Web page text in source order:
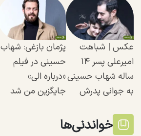
عکس | شباهت
امیرعلی پسر ۱۴
ساله شهاب حسینی
به جوانی پدرش
پژمان بازغی: شهاب
حسینی در فیلم
«درباره الی»
جایگزین من شد
خواندنی‌ها